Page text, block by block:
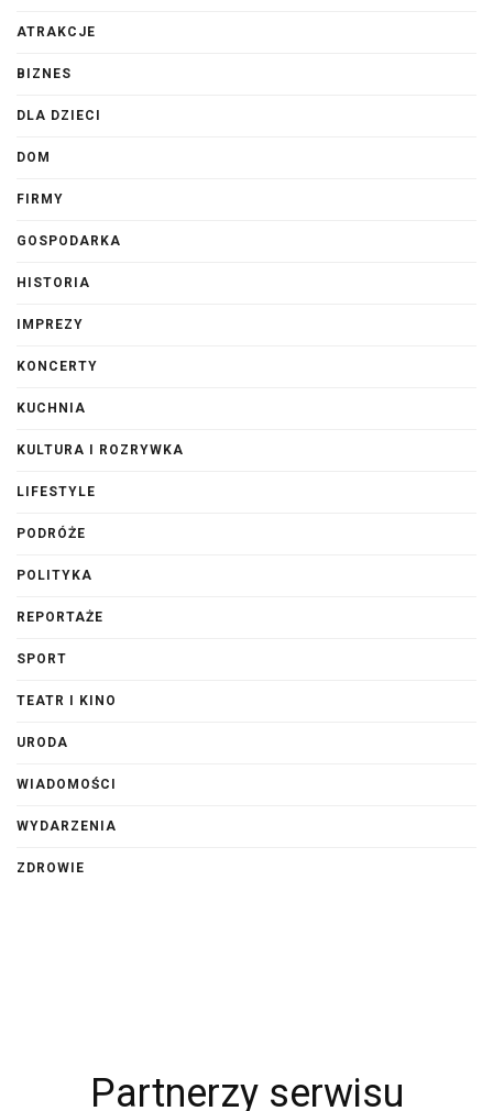
ATRAKCJE
BIZNES
DLA DZIECI
DOM
FIRMY
GOSPODARKA
HISTORIA
IMPREZY
KONCERTY
KUCHNIA
KULTURA I ROZRYWKA
LIFESTYLE
PODRÓŻE
POLITYKA
REPORTAŻE
SPORT
TEATR I KINO
URODA
WIADOMOŚCI
WYDARZENIA
ZDROWIE
Partnerzy serwisu